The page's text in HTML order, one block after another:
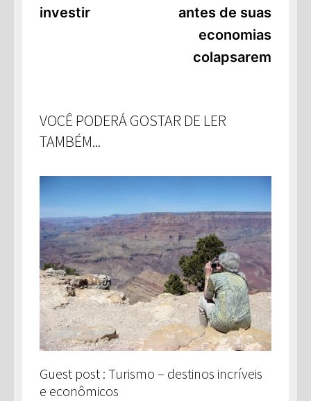
investir
antes de suas
economias
colapsarem
VOCÊ PODERÁ GOSTAR DE LER
TAMBÉM...
Guest post : Turismo – destinos incríveis
e econômicos